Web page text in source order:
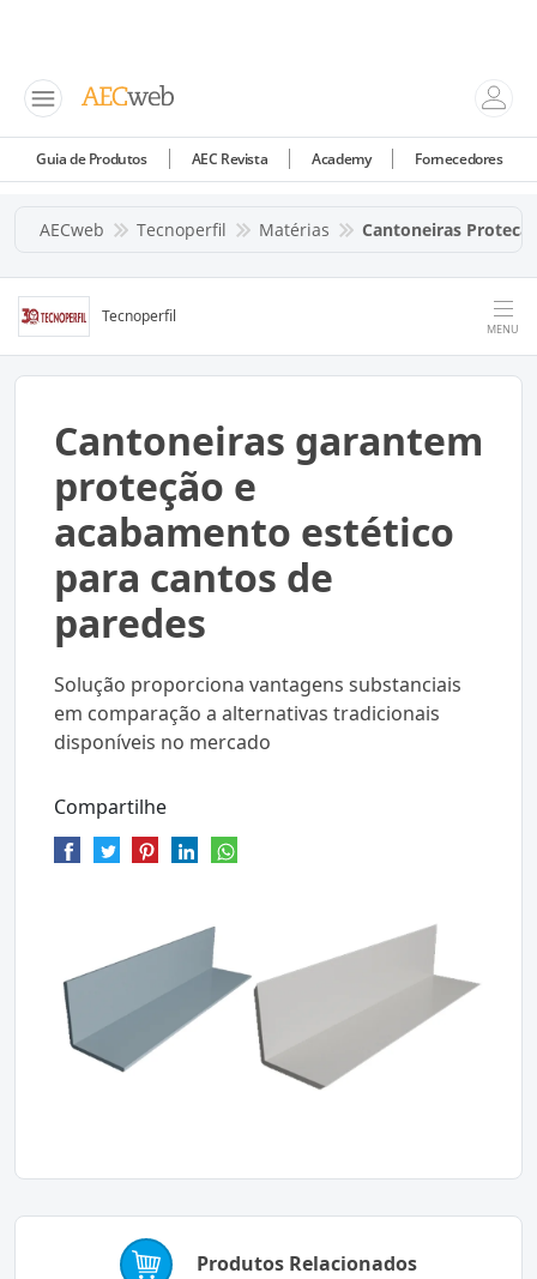
Guia de Produtos AEC Revista Academy Fornecedores
AECweb Tecnoperfil Matérias Cantoneiras
Tecnoperfil
MENU
Cantoneiras garantem
proteção e
acabamento estético
para cantos de
paredes
Solução proporciona vantagens substanciais
em comparação a alternativas tradicionais
disponíveis no mercado
Compartilhe
Produtos Relacionados